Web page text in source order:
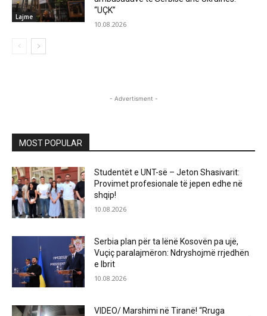
Lajme
“UÇK”
10.08.2026
- Advertisment -
MOST POPULAR
Studentët e UNT-së – Jeton Shasivarit:
Provimet profesionale të jepen edhe në
shqip!
10.08.2026
Serbia plan për ta lënë Kosovën pa ujë,
Vuçiç paralajmëron: Ndryshojmë rrjedhën
e Ibrit
10.08.2026
VIDEO/ Marshimi në Tiranë! “Rruga